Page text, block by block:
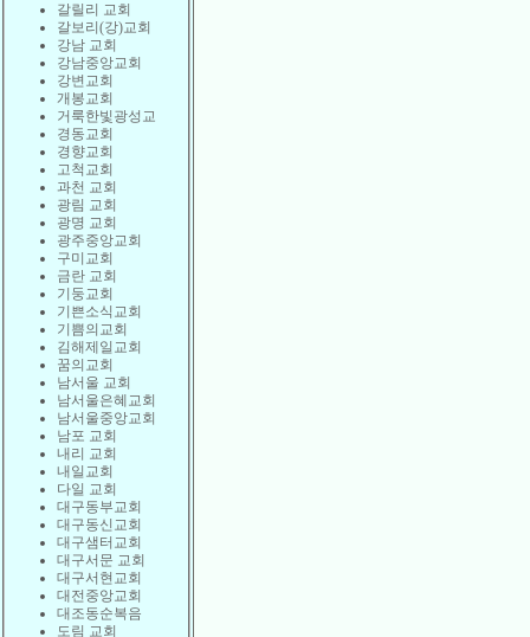
갈릴리 교회
갈보리(강)교회
강남 교회
강남중앙교회
강변교회
개봉교회
거룩한빛광성교
경동교회
경향교회
고척교회
과천 교회
광림 교회
광명 교회
광주중앙교회
구미교회
금란 교회
기둥교회
기쁜소식교회
기쁨의교회
김해제일교회
꿈의교회
남서울 교회
남서울은혜교회
남서울중앙교회
남포 교회
내리 교회
내일교회
다일 교회
대구동부교회
대구동신교회
대구샘터교회
대구서문 교회
대구서현교회
대전중앙교회
대조동순복음
도림 교회